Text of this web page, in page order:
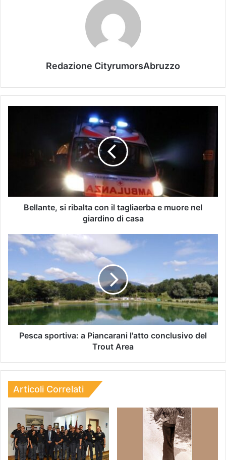
Redazione CityrumorsAbruzzo
Bellante, si ribalta con il tagliaerba e muore nel
giardino di casa
Pesca sportiva: a Piancarani l'atto conclusivo del
Trout Area
Articoli Correlati